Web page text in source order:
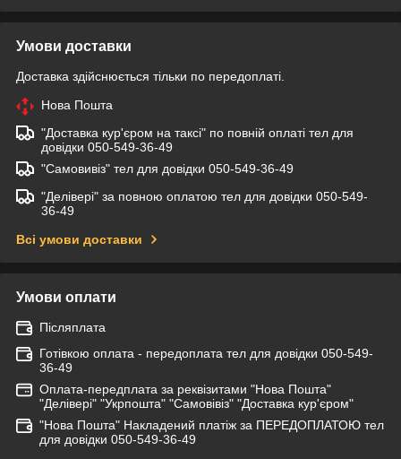
Умови доставки
Доставка здійснюється тільки по передоплаті.
Нова Пошта
"Доставка кур'єром на таксі" по повній оплаті тел для
довідки 050-549-36-49
"Самовивіз" тел для довідки 050-549-36-49
"Делівері" за повною оплатою тел для довідки 050-549-
36-49
Всі умови доставки
Умови оплати
Післяплата
Готівкою оплата - передоплата тел для довідки 050-549-
36-49
Оплата-передплата за реквізитами "Нова Пошта"
"Делівері" "Укрпошта" "Самовівіз" "Доставка кур'єром"
"Нова Пошта" Накладений платіж за ПЕРЕДОПЛАТОЮ тел
для довідки 050-549-36-49